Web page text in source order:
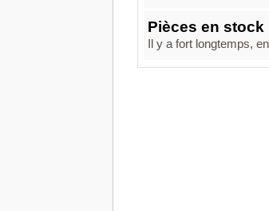
Pièces en stock
Il y a fort longtemps,